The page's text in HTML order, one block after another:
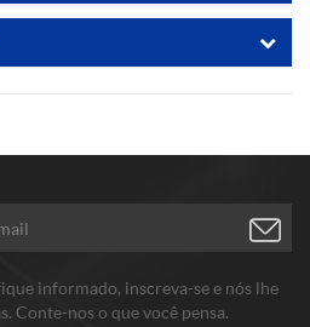
informado, inscreva-se e nós lhe
Conte-nos o que você pensa.